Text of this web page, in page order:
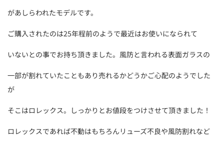
があしらわれたモデルです。
ご購入されたのは25年程前のようで最近はお使いになられて
いないとの事でお持ち頂きました。風防と言われる表面ガラスの
一部が割れていたこともあり売れるかどうかご心配のようでした
が
そこはロレックス。しっかりとお値段をつけさせて頂きました！
ロレックスであれば不動はもちろんリューズ不良や風防割れなど